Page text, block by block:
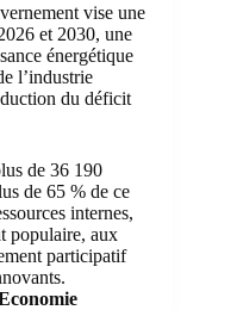
vise une
et 2030, une
énergétique
l’industrie
du déficit
de 36 190
de 65 % de ce
internes,
populaire, aux
participatif